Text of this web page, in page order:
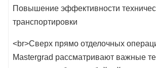
Повышение эффективности
транспортировки
<br>Сверх прямо отделочных
Mastergrad рассматривают важные